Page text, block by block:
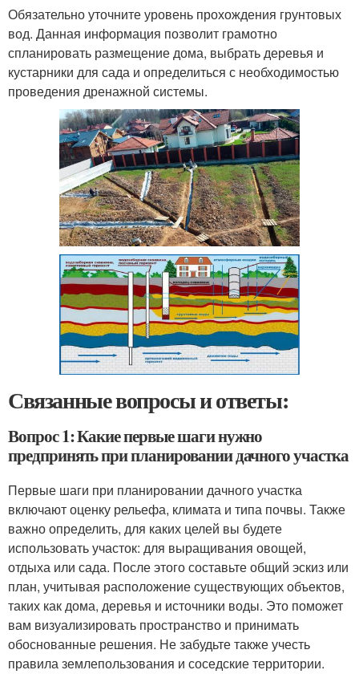
Обязательно уточните уровень прохождения грунтовых
вод. Данная информация позволит грамотно
спланировать размещение дома, выбрать деревья и
кустарники для сада и определиться с необходимостью
проведения дренажной системы.
Связанные вопросы и ответы:
Вопрос 1: Какие первые шаги нужно
предпринять при планировании дачного участка
Первые шаги при планировании дачного участка
включают оценку рельефа, климата и типа почвы. Также
важно определить, для каких целей вы будете
использовать участок: для выращивания овощей,
отдыха или сада. После этого составьте общий эскиз или
план, учитывая расположение существующих объектов,
таких как дома, деревья и источники воды. Это поможет
вам визуализировать пространство и принимать
обоснованные решения. Не забудьте также учесть
правила землепользования и соседские территории.